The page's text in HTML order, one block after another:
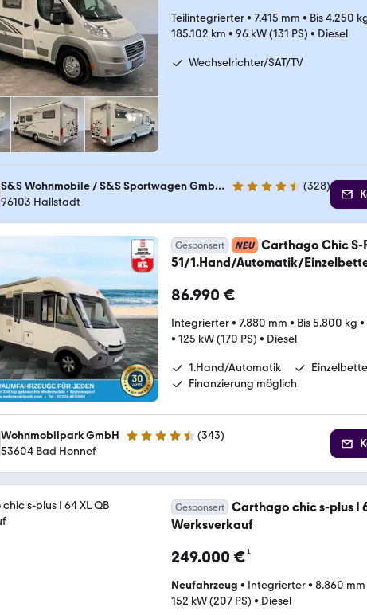
Teilintegrierter• 7.415 mm • Bis 4.250
185.102 km • 96 kW (131 PS) • Diesel
Wechselrichter/SAT/TV
S&S Wohnmobile / S&S Sportwagen GmbH & Co. KG 4.7 Sterne (328)
96103 Hallstadt
Gesponsert NEU
Carthago Chic S-
51/1.Hand/Automatik/
86.990 €
Integrierter• 7.880 mm • Bis 5.800 kg •
• 125 kW (170 PS) • Diesel
1.Hand/Automatik
Finanzierung möglich
Wohnmobilpark GmbH 4.3 Sterne (343)
53604 Bad Honnef
Gesponsert
Carthago chic s-plus I
Werksverkauf
249.000 €¹
Neufahrzeug • Integrierter• 8.860 mm
152 kW (207 PS) • Diesel